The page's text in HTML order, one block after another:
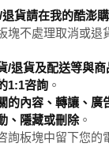
貨請在我的酷澎
塊不處理取消或退
/退貨及配送等與
1:1咨詢 。
的內容、轉讓、
、隱藏或刪除。
詢板塊中留下您的